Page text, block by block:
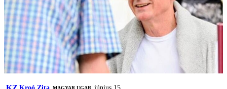
MAGYAR UGAR